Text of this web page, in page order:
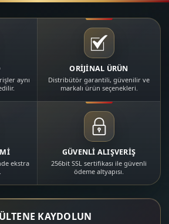
aynı
ORİJİNAL ÜRÜN
Distribütör garantili, güvenilir ve
markalı ürün seçenekleri.
ekstra
GÜVENLİ ALIŞVERİŞ
256bit SSL sertifikası ile güvenli
ödeme altyapısı.
KAYDOLUN